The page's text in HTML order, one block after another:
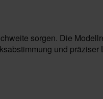
sorgen. Die
und